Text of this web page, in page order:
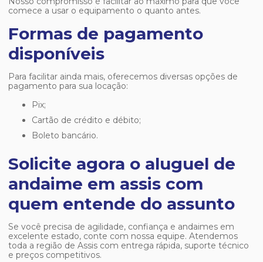
comece a usar o equipamento o quanto antes.
Formas de pagamento
disponíveis
Para facilitar ainda mais, oferecemos diversas opções de
pagamento para sua locação:
Pix;
Cartão de crédito e débito;
Boleto bancário.
Solicite agora o aluguel de
andaime em assis com
quem entende do assunto
Se você precisa de agilidade, confiança e andaimes em
excelente estado, conte com nossa equipe. Atendemos
toda a região de Assis com entrega rápida, suporte técnico
e preços competitivos.